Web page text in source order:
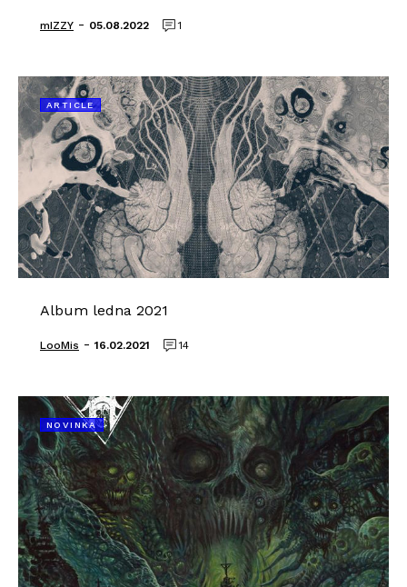
mIZZY - 05.08.2022 1
ARTICLE
Album ledna 2021
LooMis - 16.02.2021 14
NOVINKA